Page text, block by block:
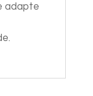
adapte